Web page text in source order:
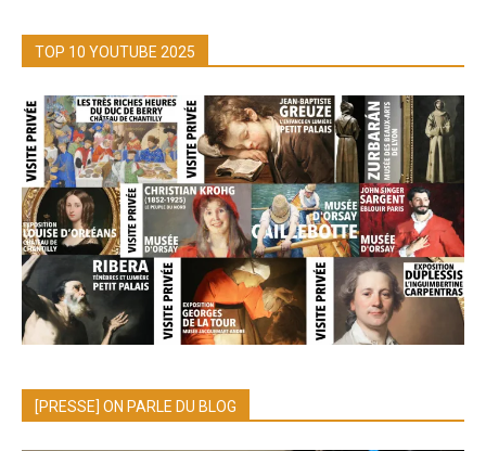
TOP 10 YOUTUBE 2025
[PRESSE] ON PARLE DU BLOG